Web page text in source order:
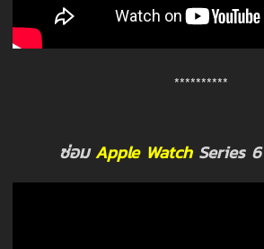
**********
ซ่อมApple WatchSeries 6